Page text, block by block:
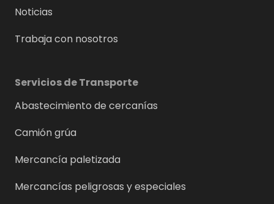
Noticias
Trabaja con nosotros
Servicios de Transporte
Abastecimiento de cercanías
Camión grúa
Mercancía paletizada
Mercancías peligrosas y especiales